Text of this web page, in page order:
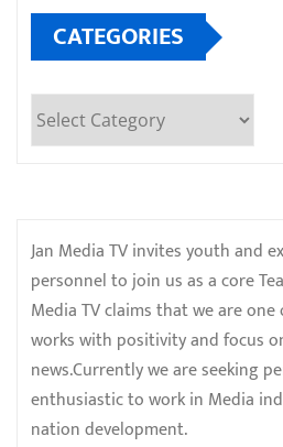
CATEGORIES
Categories
Jan Media TV invites youth and
personnel to join us as a core
Media TV claims that we are
works with positivity and focus
news.Currently we are seeking
enthusiastic to work in Media
nation development.